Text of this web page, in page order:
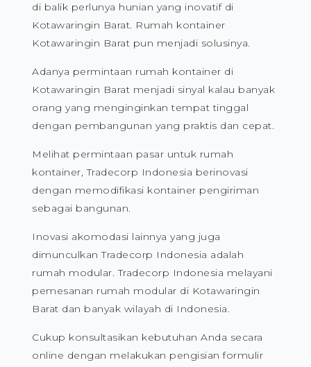
di balik perlunya hunian yang inovatif di
Kotawaringin Barat. Rumah kontainer
Kotawaringin Barat pun menjadi solusinya.
Adanya permintaan rumah kontainer di
Kotawaringin Barat menjadi sinyal kalau banyak
orang yang menginginkan tempat tinggal
dengan pembangunan yang praktis dan cepat.
Melihat permintaan pasar untuk rumah
kontainer, Tradecorp Indonesia berinovasi
dengan memodifikasi kontainer pengiriman
sebagai bangunan.
Inovasi akomodasi lainnya yang juga
dimunculkan Tradecorp Indonesia adalah
rumah modular. Tradecorp Indonesia melayani
pemesanan rumah modular di Kotawaringin
Barat dan banyak wilayah di Indonesia.
Cukup konsultasikan kebutuhan Anda secara
online dengan melakukan pengisian formulir